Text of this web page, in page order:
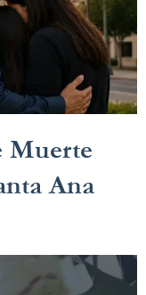
Muerte
Ana